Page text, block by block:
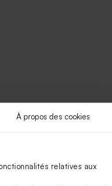
À propos des cookies
relatives aux